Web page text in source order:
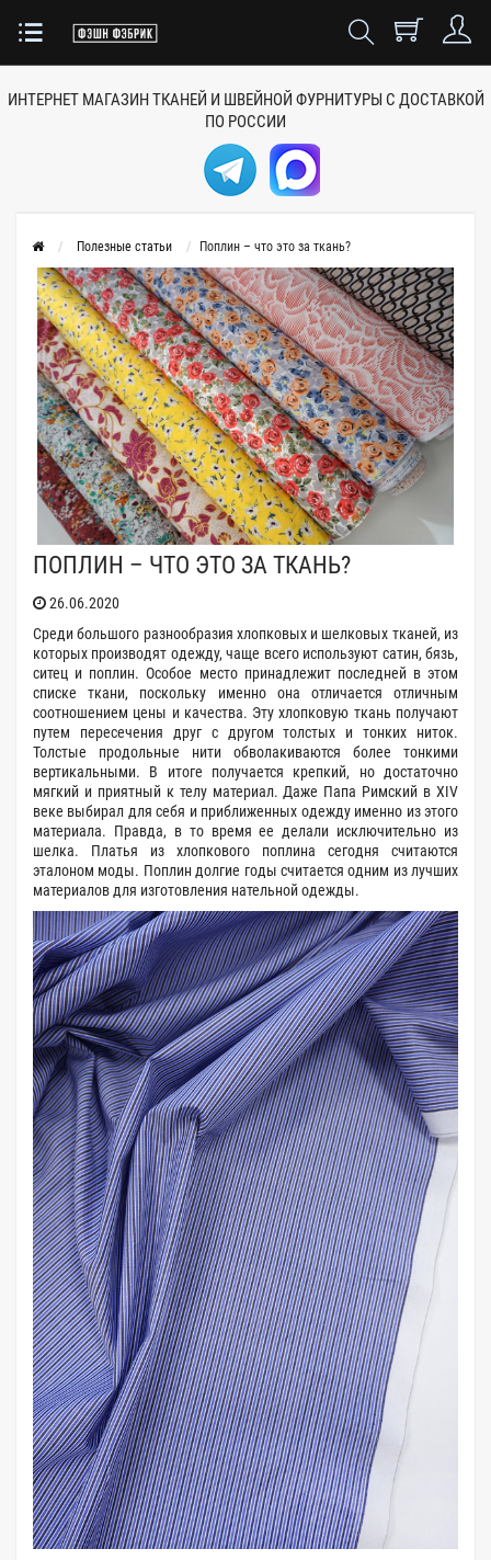
ИНТЕРНЕТ МАГАЗИН ТКАНЕЙ И ШВЕЙНОЙ ФУРНИТУРЫ С ДОСТАВКОЙ
ПО РОССИИ
Полезные статьи Поплин – что это за ткань?
ПОПЛИН – ЧТО ЭТО ЗА ТКАНЬ?
26.06.2020
Среди большого разнообразия хлопковых и шелковых тканей, из
которых производят одежду, чаще всего используют сатин, бязь,
ситец и поплин. Особое место принадлежит последней в этом
списке ткани, поскольку именно она отличается отличным
соотношением цены и качества. Эту хлопковую ткань получают
путем пересечения друг с другом толстых и тонких ниток.
Толстые продольные нити обволакиваются более тонкими
вертикальными. В итоге получается крепкий, но достаточно
мягкий и приятный к телу материал. Даже Папа Римский в XIV
веке выбирал для себя и приближенных одежду именно из этого
материала. Правда, в то время ее делали исключительно из
шелка. Платья из хлопкового поплина сегодня считаются
эталоном моды. Поплин долгие годы считается одним из лучших
материалов для изготовления нательной одежды.